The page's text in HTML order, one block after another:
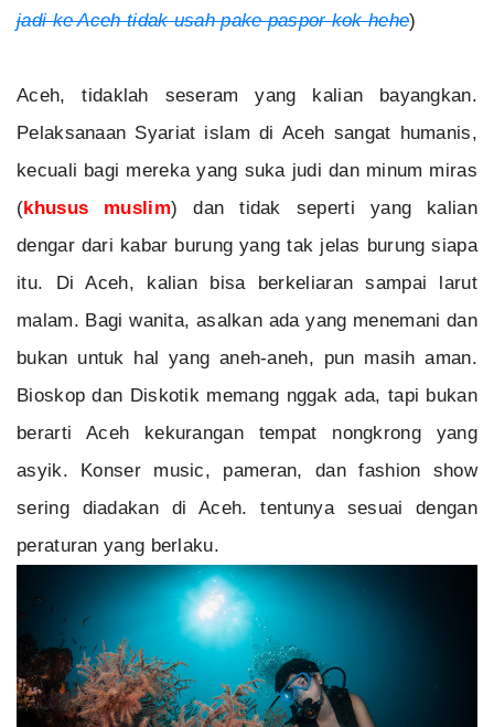
jadi ke Aceh tidak usah pake paspor kok hehe)
Aceh, tidaklah seseram yang kalian bayangkan.
Pelaksanaan Syariat islam di Aceh sangat humanis,
kecuali bagi mereka yang suka judi dan minum miras
(khusus muslim) dan tidak seperti yang kalian
dengar dari kabar burung yang tak jelas burung siapa
itu. Di Aceh, kalian bisa berkeliaran sampai larut
malam. Bagi wanita, asalkan ada yang menemani dan
bukan untuk hal yang aneh-aneh, pun masih aman.
Bioskop dan Diskotik memang nggak ada, tapi bukan
berarti Aceh kekurangan tempat nongkrong yang
asyik. Konser music, pameran, dan fashion show
sering diadakan di Aceh. tentunya sesuai dengan
peraturan yang berlaku.